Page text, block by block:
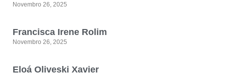
Novembro 26, 2025
Francisca Irene Rolim
Novembro 26, 2025
Eloá Oliveski Xavier